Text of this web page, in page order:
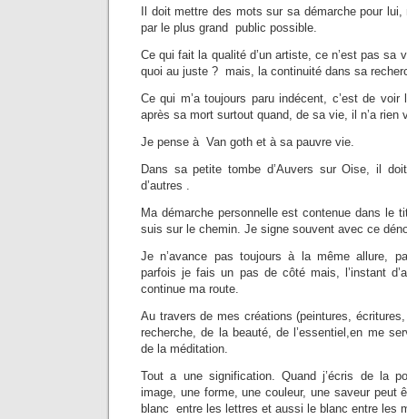
Il doit mettre des mots sur sa démarche pour
par le plus grand public possible.
Ce qui fait la qualité d’un artiste, ce n’est pas sa
quoi au juste ? mais, la continuité dans sa
Ce qui m’a toujours paru indécent, c’est de voir
après sa mort surtout quand, de sa vie, il n’a rien
Je pense à Van goth et à sa pauvre vie.
Dans sa petite tombe d’Auvers sur Oise, il
d’autres .
Ma démarche personnelle est contenue dans le
suis sur le chemin. Je signe souvent avec ce
Je n’avance pas toujours à la même allure,
parfois je fais un pas de côté mais, l’instant
continue ma route.
Au travers de mes créations (peintures,
recherche, de la beauté, de l’essentiel,en me
de la méditation.
Tout a une signification. Quand j’écris de la
image, une forme, une couleur, une saveur peut
blanc entre les lettres et aussi le blanc entre les